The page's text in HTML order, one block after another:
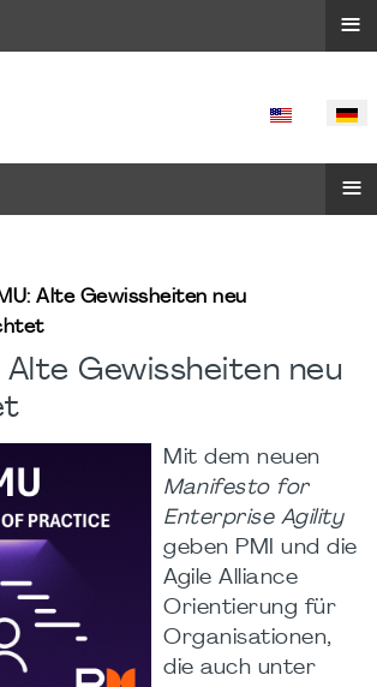
SPRACHE
≡
Alte Gewissheiten neu
Alte Gewissheiten neu
Mit dem neuen
Manifesto for
Enterprise Agility
geben PMI und die
Agile Alliance
Orientierung für
Organisationen,
die auch unter
≡